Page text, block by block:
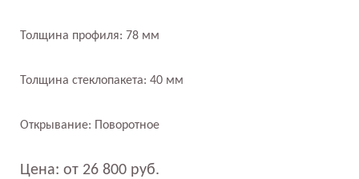
Толщина профиля: 78 мм
Толщина стеклопакета: 40 мм
Открывание: Поворотное
Цена: от 26 800 руб.